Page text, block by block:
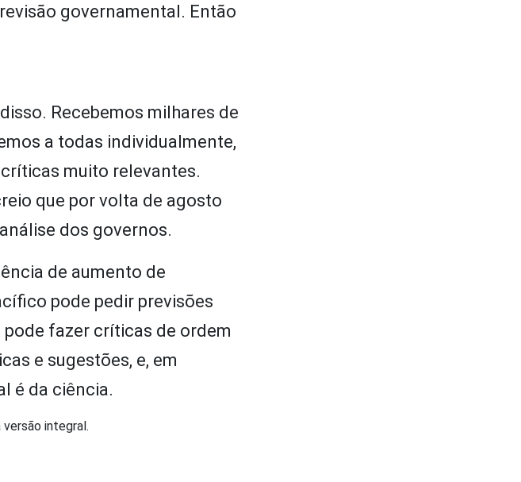
governamental. Então
Recebemos milhares de
a todas individualmente,
muito relevantes.
que por volta de agosto
dos governos.
de aumento de
pode pedir previsões
fazer críticas de ordem
e sugestões, e, em
é da ciência.
versão integral.